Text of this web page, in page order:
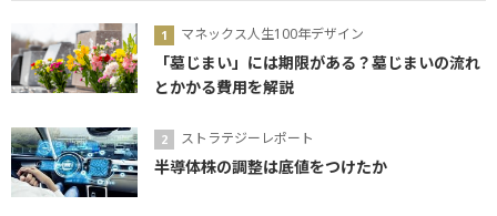
マネックス人生100年デザイン
「墓じまい」には期限がある？墓じまいの流れ
とかかる費用を解説
ストラテジーレポート
半導体株の調整は底値をつけたか